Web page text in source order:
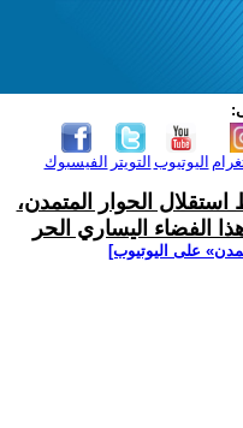
الفيسبوك التويتر اليوتيوب
استقلال الحوار المتمدن،
الفضاء اليساري الحر
على اليوتيوب]